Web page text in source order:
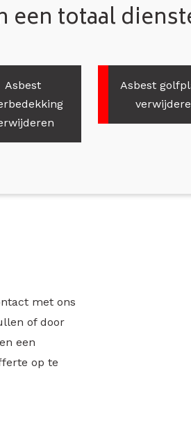
een totaal
Asbest
Asbest
met ons
of door
een
op te